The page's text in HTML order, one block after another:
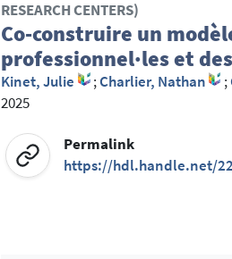
RESEARCH CENTERS)
Co-construire un
professionnel·les et
Kinet, Julie ;Charlier, Nathan ;
2025
Permalink
https://hdl.handle.net/